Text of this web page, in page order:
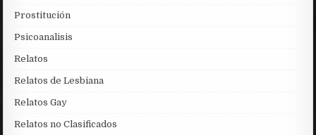
Prostitución
Psicoanalisis
Relatos
Relatos de Lesbiana
Relatos Gay
Relatos no Clasificados